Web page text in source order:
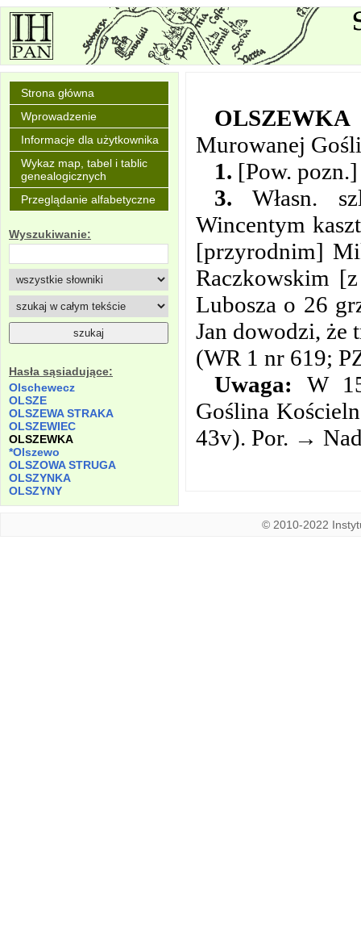
Strona główna
Wprowadzenie
Informacje dla użytkownika
Wykaz map, tabel i tablic
genealogicznych
Przeglądanie alfabetyczne
Wyszukiwanie:
Hasła sąsiadujące:
Olschewecz
OLSZE
OLSZEWA STRAKA
OLSZEWIEC
OLSZEWKA
*Olszewo
OLSZOWA STRUGA
OLSZYNKA
OLSZYNY
OLSZEWKA
Murowanej
1. [Pow. pozn.]
3. Własn.
Wincentym
[przyrodnim]
Raczkowskim
Lubosza o 26
Jan dowodzi, że
(WR 1 nr 619;
Uwaga: W
Goślina
43v). Por. →
© 2010-2022